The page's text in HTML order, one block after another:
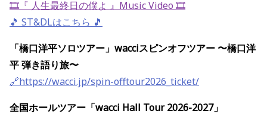
🎞️『 人生最終日の僕よ 』Music Video 🎞️
🎵 ST&DLはこちら 🎵
「橋口洋平ソロツアー」wacciスピンオフツアー 〜橋口洋
平 弾き語り旅〜
🔗https://wacci.jp/spin-offtour2026_ticket/
全国ホールツアー「wacci Hall Tour 2026-2027」